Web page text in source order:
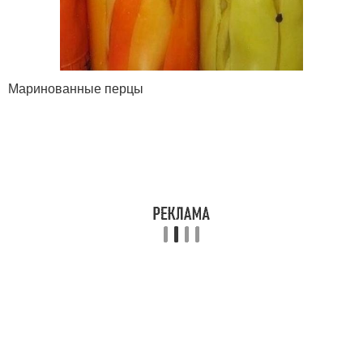
Маринованные перцы